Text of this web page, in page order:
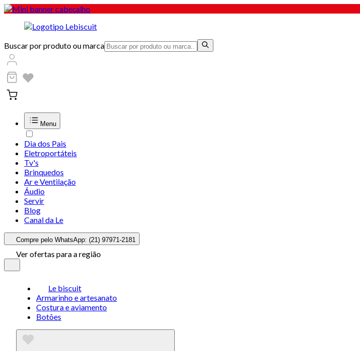
Buscar por produto ou marca
Menu
Dia dos Pais
Eletroportáteis
Tv's
Brinquedos
Ar e Ventilação
Áudio
Servir
Blog
Canal da Le
Compre pelo WhatsApp: (21) 97971-2181
Ver ofertas para a região
Le biscuit
Armarinho e artesanato
Costura e aviamento
Botões